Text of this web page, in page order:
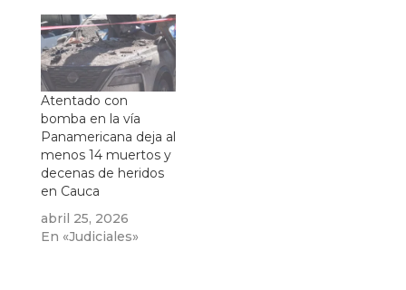
Atentado con
bomba en la vía
Panamericana deja al
menos 14 muertos y
decenas de heridos
en Cauca
abril 25, 2026
En «Judiciales»